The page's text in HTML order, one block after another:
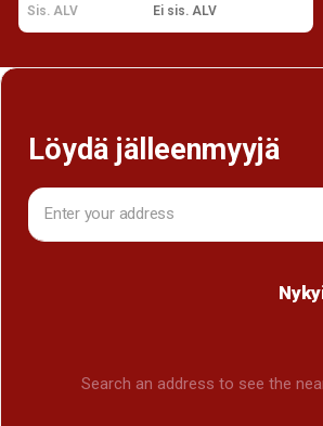
Ei sis. ALV
Sis. ALV
Löydä jälleenmyyjä
Search an address to see the